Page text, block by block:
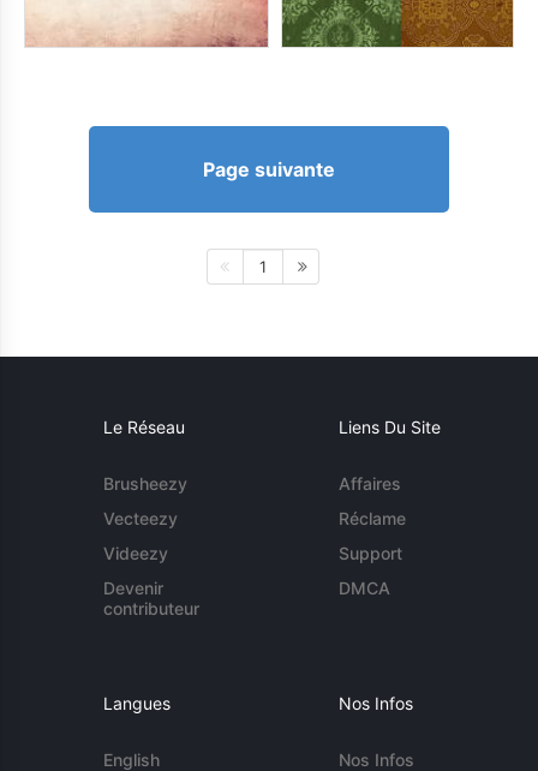
Page suivante
1
Le Réseau
Brusheezy
Vecteezy
Videezy
Devenir
contributeur
Liens Du Site
Affaires
Réclame
Support
DMCA
Langues
English
Nos Infos
Nos Infos